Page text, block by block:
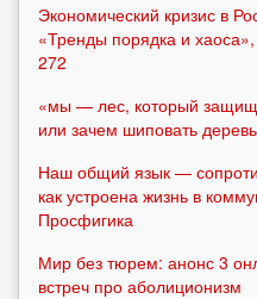
Экономический кризис в
«Тренды порядка и хаоса»,
272
«мы — лес, который
или зачем шиповать
Наш общий язык —
как устроена жизнь в
Просфигика
Мир без тюрем: анонс 3
встреч про аболиционизм